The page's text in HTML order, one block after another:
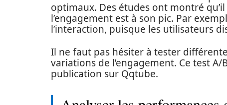
optimaux. Des études ont montré
l’engagement est à son pic. Par
l’interaction, puisque les utilisateurs
Il ne faut pas hésiter à tester
variations de l’engagement. Ce test
publication sur Qqtube.